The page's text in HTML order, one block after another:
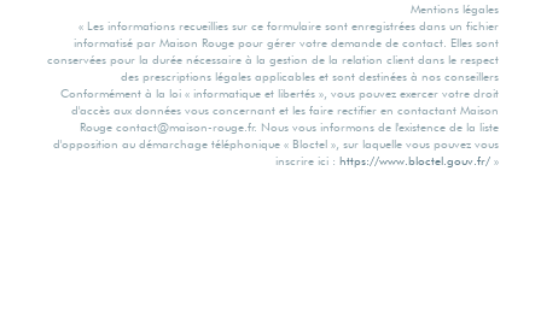
Mentions légales
« Les informations recueillies sur ce formulaire sont enregistrées dans un fichier
informatisé par Maison Rouge pour gérer votre demande de contact. Elles sont
conservées pour la durée nécessaire à la gestion de la relation client dans le respect
des prescriptions légales applicables et sont destinées à nos conseillers
Conformément à la loi « informatique et libertés », vous pouvez exercer votre droit
d'accès aux données vous concernant et les faire rectifier en contactant Maison
Rouge contact@maison-rouge.fr. Nous vous informons de l'existence de la liste
d'opposition au démarchage téléphonique « Bloctel », sur laquelle vous pouvez vous
inscrire ici : https://www.bloctel.gouv.fr/ »